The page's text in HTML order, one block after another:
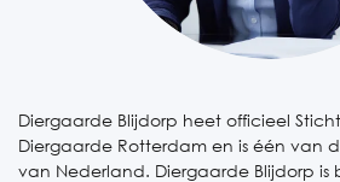
Diergaarde Blijdorp heet officieel
Diergaarde Rotterdam en is één van
van Nederland. Diergaarde Blijdorp is